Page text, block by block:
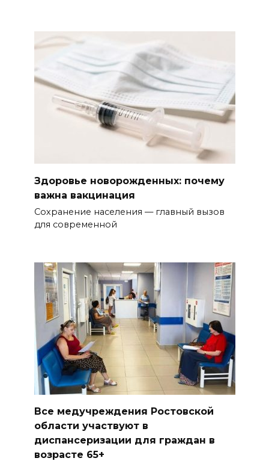
Здоровье новорожденных: почему
важна вакцинация
Сохранение населения — главный вызов
для современной
Все медучреждения Ростовской
области участвуют в
диспансеризации для граждан в
возрасте 65+